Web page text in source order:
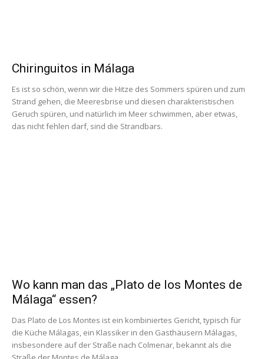
Chiringuitos in Málaga
Es ist so schön, wenn wir die Hitze des Sommers spüren und zum
Strand gehen, die Meeresbrise und diesen charakteristischen
Geruch spüren, und natürlich im Meer schwimmen, aber etwas,
das nicht fehlen darf, sind die Strandbars.
Wo kann man das „Plato de los Montes de
Málaga“ essen?
Das Plato de Los Montes ist ein kombiniertes Gericht, typisch für
die Küche Málagas, ein Klassiker in den Gasthäusern Málagas,
insbesondere auf der Straße nach Colmenar, bekannt als die